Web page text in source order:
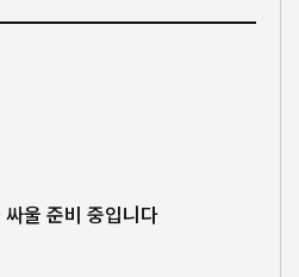
울 준비 중입니다